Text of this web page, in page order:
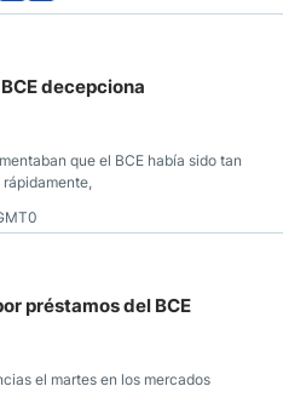
decepciona
que el BCE había sido tan
préstamos del BCE
el martes en los mercados